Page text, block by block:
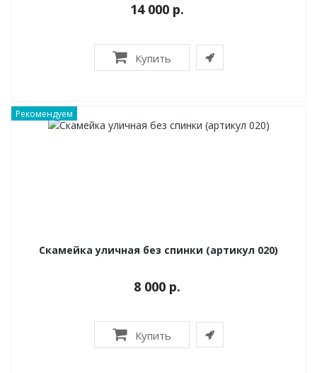
14 000 р.
Купить
Рекомендуем
Скамейка уличная без спинки (артикул 020)
8 000 р.
Купить